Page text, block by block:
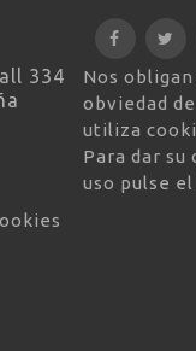
334
Nos
obviedad
utiliza
Para dar
uso pulse